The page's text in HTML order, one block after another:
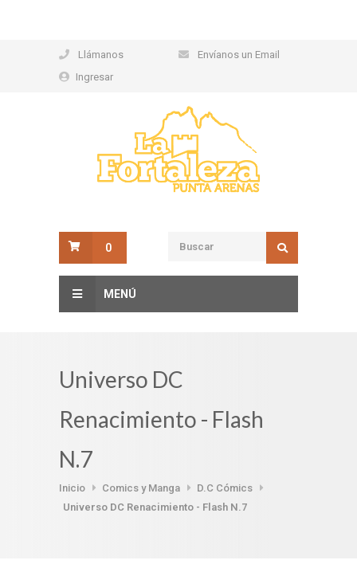
Llámanos
Envíanos un Email
Ingresar
0
MENÚ
Universo DC
Renacimiento - Flash
N.7
Inicio Comics y Manga
D.C Cómics
Universo DC Renacimiento - Flash N.7